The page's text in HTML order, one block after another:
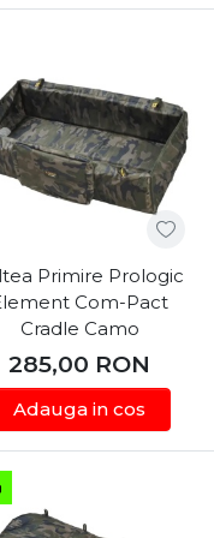
intr-o
simple si usor
premium, cu
(supranumite si
de utile
un contact
astfel leziunile
din care sunt
si mucoasa
ofera conditii
catre camera
Primire Prologic
Com-Pact
Cradle Camo
285,00 RON
Adauga in cos